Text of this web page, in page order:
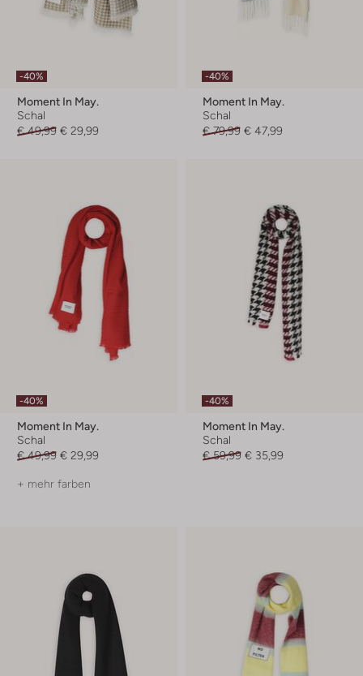
-40%
Moment In May.
Schal
€ 49,99 € 29,99
-40%
Moment In May.
Schal
€ 79,99 € 47,99
-40%
Moment In May.
Schal
€ 49,99 € 29,99
+ mehr farben
-40%
Moment In May.
Schal
€ 59,99 € 35,99